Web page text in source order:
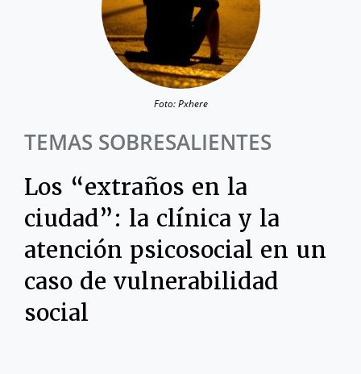
Foto: Pxhere
TEMAS SOBRESALIENTES
Los “extraños en la
ciudad”: la clínica y la
atención psicosocial en un
caso de vulnerabilidad
social